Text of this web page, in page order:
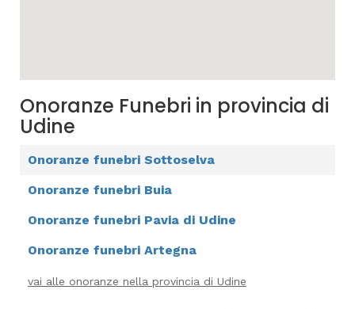
Onoranze Funebri in provincia di
Udine
Onoranze funebri Sottoselva
Onoranze funebri Buia
Onoranze funebri Pavia di Udine
Onoranze funebri Artegna
vai alle onoranze nella provincia di Udine